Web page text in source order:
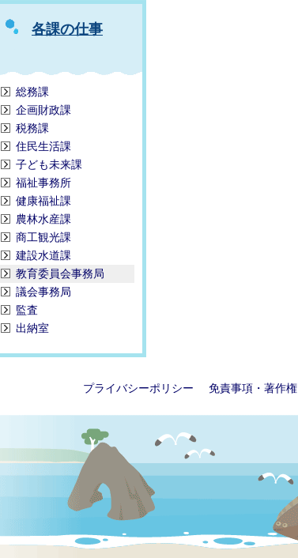
各課の仕事
総務課
企画財政課
税務課
住民生活課
子ども未来課
福祉事務所
健康福祉課
農林水産課
商工観光課
建設水道課
教育委員会事務局
議会事務局
監査
出納室
プライバシーポリシー 免責事項・著作権